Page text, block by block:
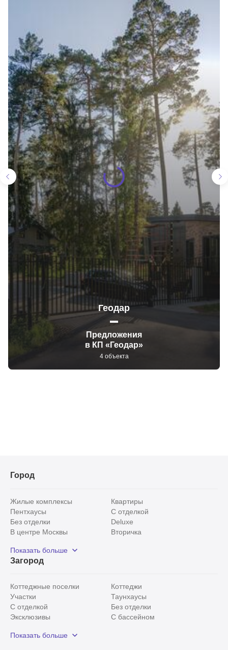
Геодар
Предложения
в КП «Геодар»
4 объекта
Город
Жилые комплексы
Квартиры
Пентхаусы
С отделкой
Без отделки
Deluxe
В центре Москвы
Вторичка
Рядом с парком
С панорамными окнами
Показать больше
Загород
Коттеджные поселки
Коттеджи
Участки
Таунхаусы
С отделкой
Без отделки
Эксклюзивы
С бассейном
Красногорский район
Показать больше